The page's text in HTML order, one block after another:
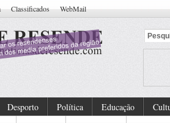
Classificados WebMail
Desporto Política Educação